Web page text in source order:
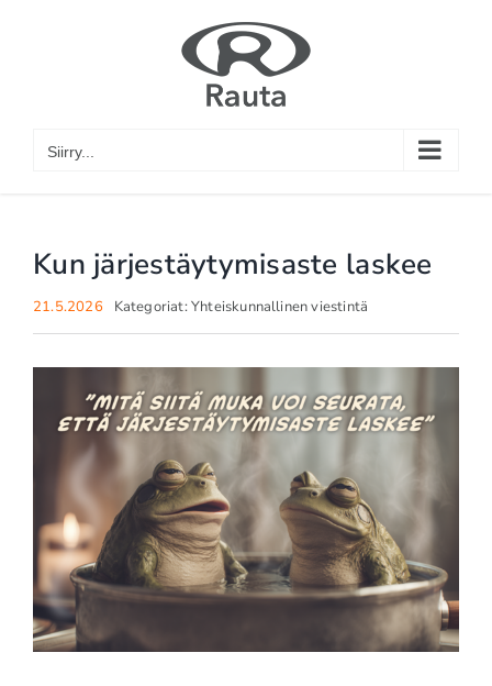
Siirry...
Kun järjestäytymisaste laskee
21.5.2026 Kategoriat:Yhteiskunnallinen viestintä